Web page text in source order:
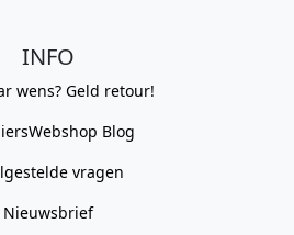
INFO
wens? Geld retour!
Blog
vragen
Nieuwsbrief